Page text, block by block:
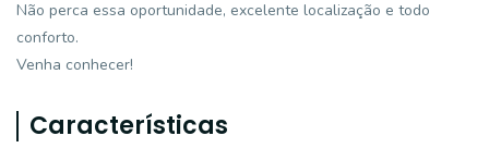
Não perca essa oportunidade, excelente localização e todo
conforto.
Venha conhecer!
Características